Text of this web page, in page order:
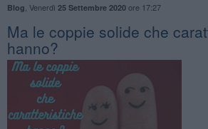
Blog Venerdì 25 Settembre 2020ore 17:27
​Ma le coppie solide che
hanno?